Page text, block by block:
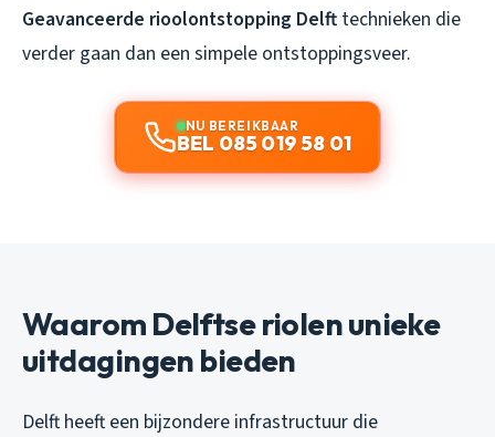
Geavanceerde rioolontstopping Delft technieken die
verder gaan dan een simpele ontstoppingsveer.
NU BEREIKBAAR
BEL 085 019 58 01
Waarom Delftse riolen unieke
uitdagingen bieden
Delft heeft een bijzondere infrastructuur die